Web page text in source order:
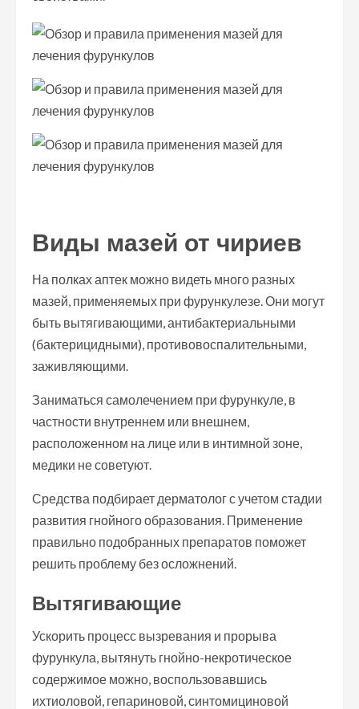
Виды мазей от чириев
На полках аптек можно видеть много разных
мазей, применяемых при фурункулезе. Они могут
быть вытягивающими, антибактериальными
(бактерицидными), противовоспалительными,
заживляющими.
Заниматься самолечением при фурункуле, в
частности внутреннем или внешнем,
расположенном на лице или в интимной зоне,
медики не советуют.
Средства подбирает дерматолог с учетом стадии
развития гнойного образования. Применение
правильно подобранных препаратов поможет
решить проблему без осложнений.
Вытягивающие
Ускорить процесс вызревания и прорыва
фурункула, вытянуть гнойно-некротическое
содержимое можно, воспользовавшись
ихтиоловой, гепариновой, синтомициновой